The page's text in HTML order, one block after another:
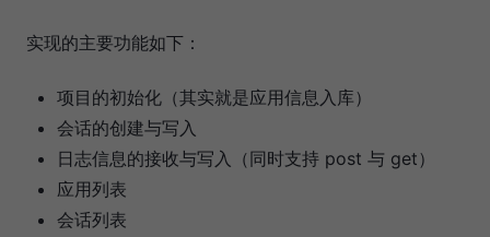
实现的主要功能如下：
项目的初始化（其实就是应用信息入库）
会话的创建与写入
日志信息的接收与写入（同时支持 post 与 get）
应用列表
会话列表